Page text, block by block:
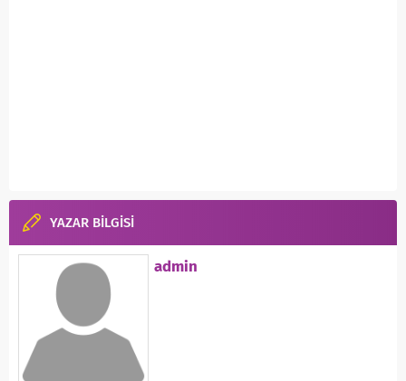
YAZAR BİLGİSİ
admin